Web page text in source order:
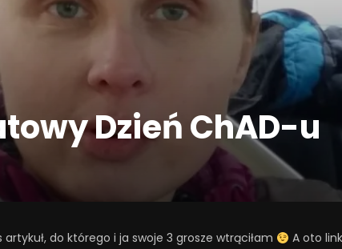
Dzień ChAD-u
do którego i ja swoje 3 grosze wtrąciłam
A oto link